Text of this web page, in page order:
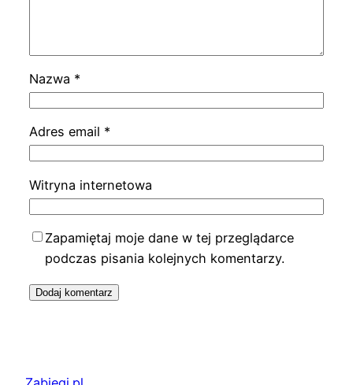
Nazwa *
Adres email *
Witryna internetowa
Zapamiętaj moje dane w tej przeglądarce
podczas pisania kolejnych komentarzy.